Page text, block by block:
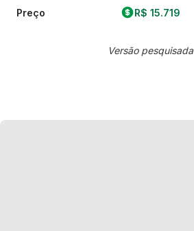
Preço R$ 15.719
Versão pesquisada